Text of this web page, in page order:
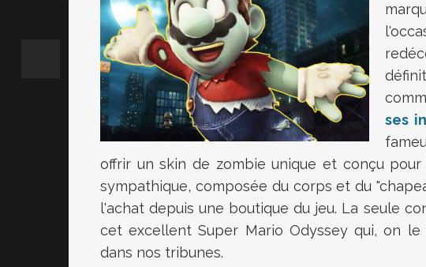
ses
offrir un skin de zombie unique et conçu
sympathique, composée du corps et du
l'achat depuis une boutique du jeu. La seule
cet excellent Super Mario Odyssey qui, on
dans nos tribunes.